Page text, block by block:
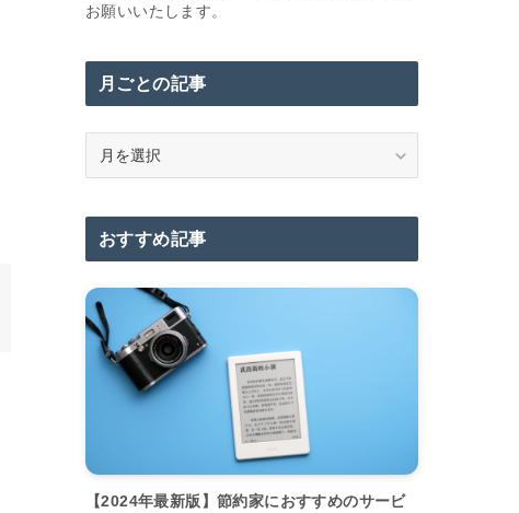
お願いいたします。
月ごとの記事
の
記
事
おすすめ記事
【2024年最新版】節約家におすすめのサービ